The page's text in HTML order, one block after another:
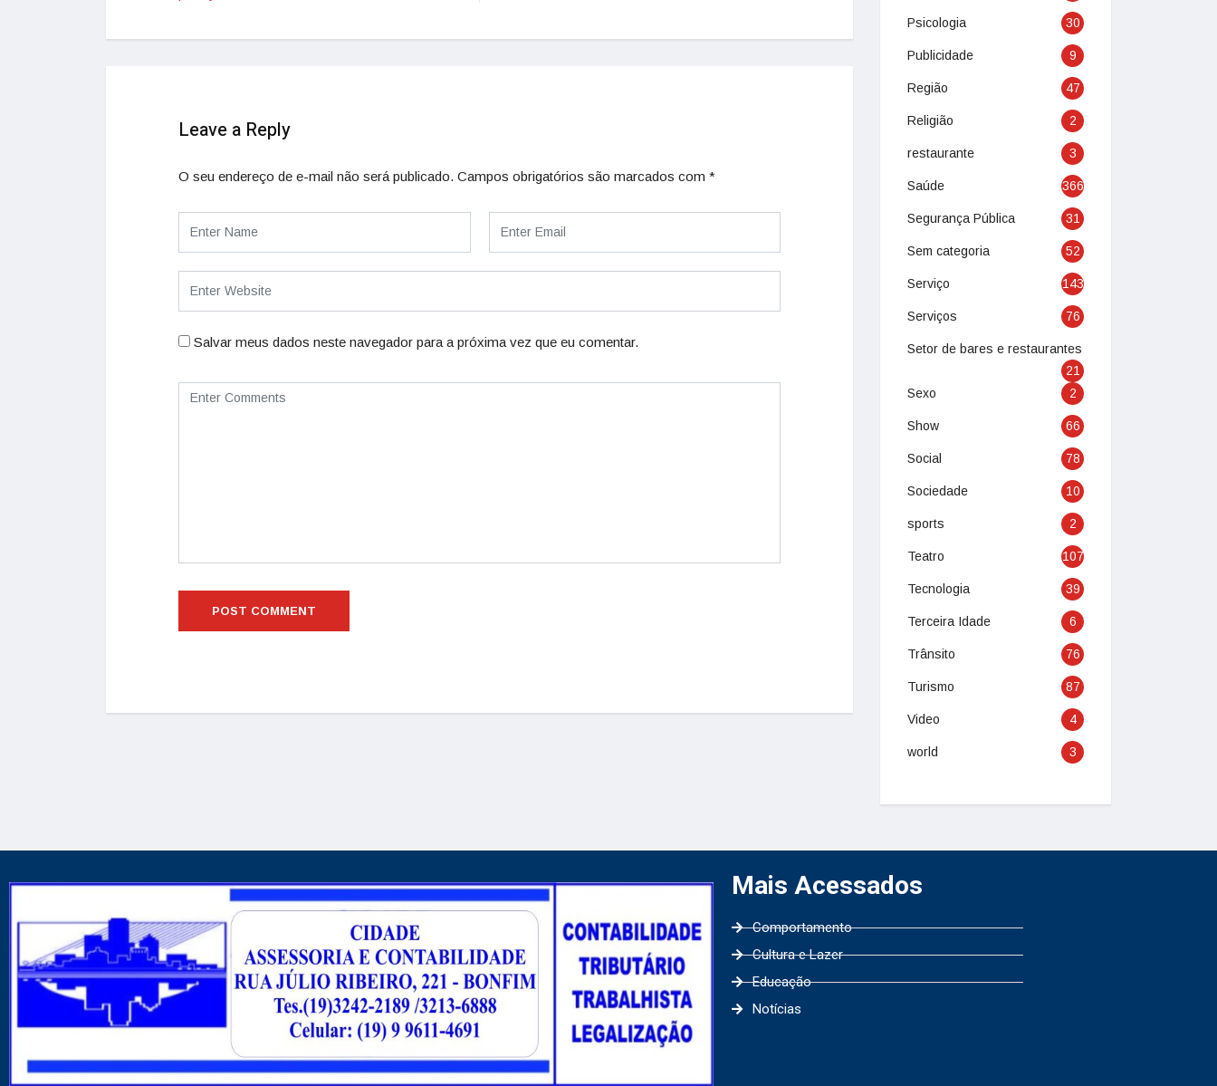
Leave a Reply
O seu endereço de e-mail não será publicado. Campos obrigatórios são marcados com *
Salvar meus dados neste navegador para a próxima vez que eu comentar.
Psicologia 30
Publicidade 9
Região 47
Religião 2
restaurante 3
Saúde 366
Segurança Pública 31
Sem categoria 52
Serviço 143
Serviços 76
Setor de bares e restaurantes
21
Sexo
2
Show 66
Social 78
Sociedade 10
sports 2
Teatro 107
Tecnologia 39
Terceira Idade 6
Trânsito 76
Turismo 87
Video 4
world 3
Mais Acessados
Comportamento
Cultura e Lazer
Educação
Notícias